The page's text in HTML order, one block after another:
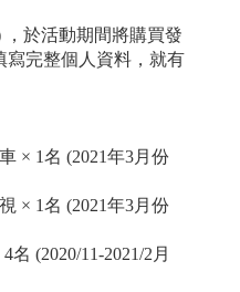
於活動期間將購買發
寫完整個人資料，就有
× 1名 (2021年3月份
× 1名 (2021年3月份
(2020/11-2021/2月